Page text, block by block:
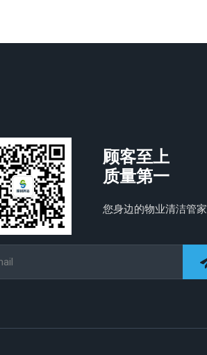
顾客至上
质量第一
您身边的物业清洁管家